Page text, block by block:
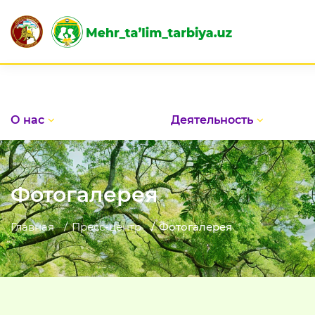
О нас Деятельность
Фотогалерея
Главная Пресс-центр Фотогалерея